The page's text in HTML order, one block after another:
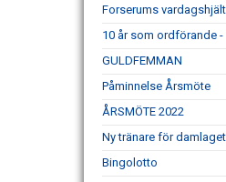
Forserums
10 år som ordförande
GULDFEMMAN
Påminnelse Årsmöte
ÅRSMÖTE 2022
Ny tränare för
Bingolotto